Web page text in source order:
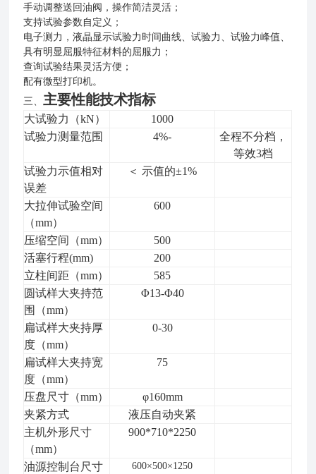
手动调整送回油阀，操作简洁灵活；
支持试验参数自定义；
电子测力，液晶显示试验力时间曲线、试验力、试验力峰值、
具有明显屈服特征材料的屈服力；
查询试验结果灵活方便；
配有微型打印机。
三、主要性能技术指标
大试验力 （kN）
1000
试验力测量范围
4%-
全程不分档，
等效3档
试验力示值相对
误差
＜ 示值的±1%
大拉伸试验空间
（mm）
600
压缩空间 （mm）
500
活塞行程(mm)
200
立柱间距（mm）
585
圆试样大夹持范
围（mm）
Φ13-Φ40
扁试样大夹持厚
度 （mm）
0-30
扁试样大夹持宽
度 （mm）
75
压盘尺寸 （mm）
φ160mm
夹紧方式
液压自动夹紧
主机外形尺寸
（mm）
900*710*2250
油源控制台尺寸
600×500×1250